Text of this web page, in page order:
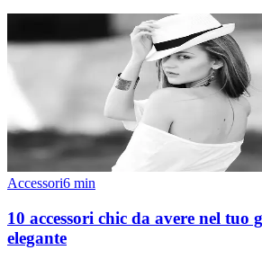
Accessori6 min
10 accessori chic da avere nel tuo
elegante